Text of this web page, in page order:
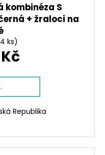
kombinéza S
+ žraloci na
ks)
Republika